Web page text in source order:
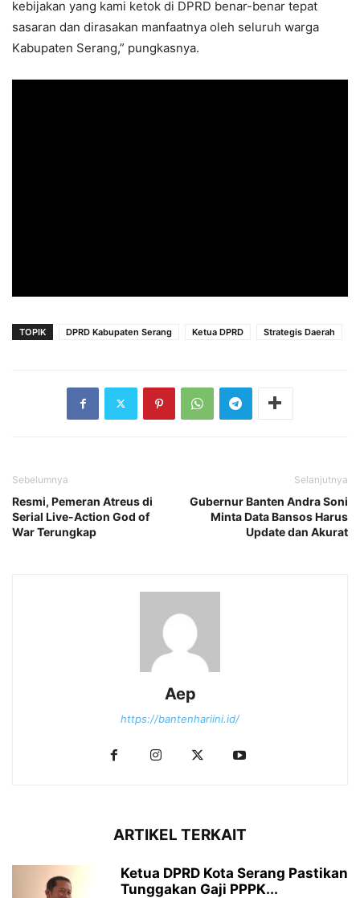
kebijakan yang kami ketok di DPRD benar-benar tepat
sasaran dan dirasakan manfaatnya oleh seluruh warga
Kabupaten Serang,” pungkasnya.
TOPIK DPRD Kabupaten Serang Ketua DPRD Strategis Daerah
Sebelumnya
Resmi, Pemeran Atreus di
Serial Live-Action God of
War Terungkap
Selanjutnya
Gubernur Banten Andra Soni
Minta Data Bansos Harus
Update dan Akurat
Aep
https://bantenhariini.id/
ARTIKEL TERKAIT
Ketua DPRD Kota Serang Pastikan
Tunggakan Gaji PPPK...